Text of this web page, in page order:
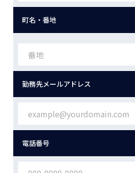
町名・番地
勤務先メールアドレス
電話番号